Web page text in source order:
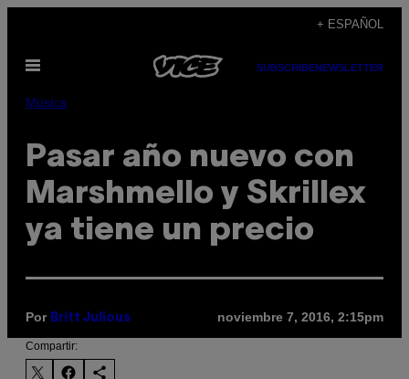
contenido
+ ESPAÑOL
Abrir
SUBSCRIBENEWSLETTER
Música
Pasar año nuevo con
Marshmello y Skrillex
ya tiene un precio
Por Britt Julious noviembre 7, 2016, 2:15pm
Compartir: